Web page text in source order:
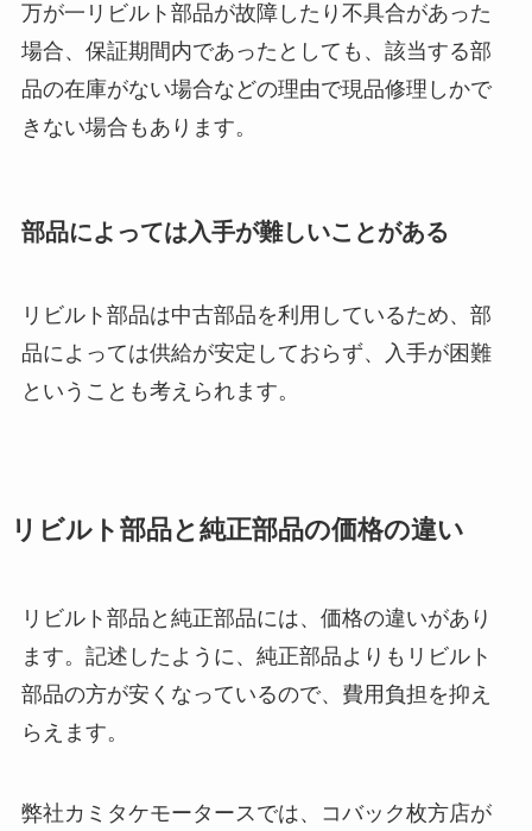
万が一リビルト部品が故障したり不具合があった
場合、保証期間内であったとしても、該当する部
品の在庫がない場合などの理由で現品修理しかで
きない場合もあります。
部品によっては入手が難しいことがある
リビルト部品は中古部品を利用しているため、部
品によっては供給が安定しておらず、入手が困難
ということも考えられます。
リビルト部品と純正部品の価格の違い
リビルト部品と純正部品には、価格の違いがあり
ます。記述したように、純正部品よりもリビルト
部品の方が安くなっているので、費用負担を抑え
らえます。
弊社カミタケモータースでは、コバック枚方店が